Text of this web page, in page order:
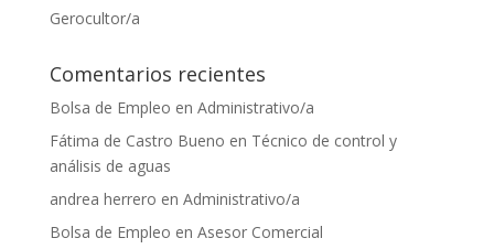
Gerocultor/a
Comentarios recientes
Bolsa de Empleo en Administrativo/a
Fátima de Castro Bueno en Técnico de control y
análisis de aguas
andrea herrero en Administrativo/a
Bolsa de Empleo en Asesor Comercial